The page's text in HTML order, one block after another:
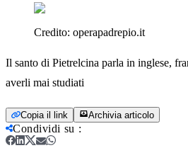
Credito: operapadrepio.it
Il santo di Pietrelcina parla in inglese,
averli mai studiati
Copia il link Archivia articolo
Condividi su :